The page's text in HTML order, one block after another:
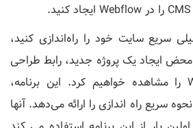
سریع سایت خود را راه‌اندازی کنید،
ایجاد یک پروژه جدید، رابط طراحی
جلویی سایت Webflow را مشاهده خواهیم کرد. این برنامه،
سریع راه اندازی را ارائه می‌دهد. آنها